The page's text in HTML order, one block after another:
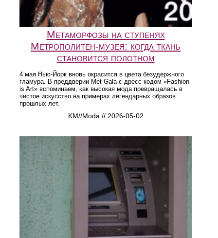
Метаморфозы на ступенях
Метрополитен-музея: когда ткань
становится полотном
4 мая Нью-Йорк вновь окрасится в цвета безудержного
гламура. В преддверии Met Gala с дресс-кодом «Fashion
is Art» вспоминаем, как высокая мода превращалась в
чистое искусство на примерах легендарных образов
прошлых лет.
KM//Moda // 2026-05-02